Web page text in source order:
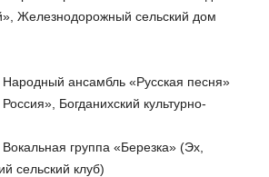
Железнодорожный сельский дом
ансамбль «Русская песня»
Богданихский культурно-
группа «Березка» (Эх,
сельский клуб)